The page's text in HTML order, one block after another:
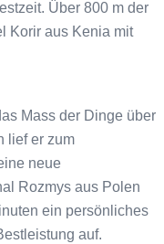
Über 800 m der
Korir aus Kenia mit
Mass der Dinge über
lief er zum
neue
Rozmys aus Polen
ein persönliches
auf.